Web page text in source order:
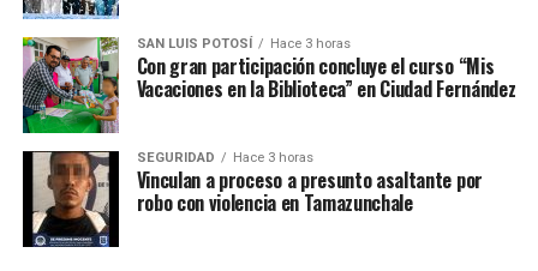
SAN LUIS POTOSÍ Hace 3 horas
Con gran participación concluye el curso “Mis
Vacaciones en la Biblioteca” en Ciudad Fernández
SEGURIDAD Hace 3 horas
Vinculan a proceso a presunto asaltante por
robo con violencia en Tamazunchale